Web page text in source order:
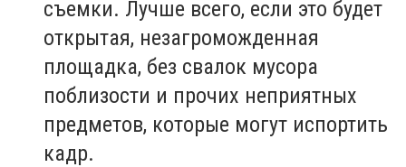
съемки. Лучше всего, если это будет
открытая, незагроможденная
площадка, без свалок мусора
поблизости и прочих неприятных
предметов, которые могут испортить
кадр.